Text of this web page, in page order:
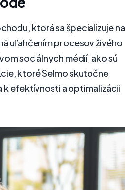
ktorá sa špecializuje na
uľahčením procesov živého
sociálnych médií, ako sú
ktoré Selmo skutočne
k efektívnosti a optimalizácii